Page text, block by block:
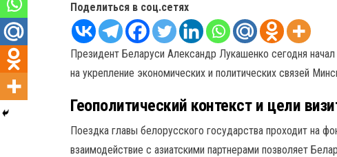
Поделиться в соц.сетях
Президент Беларуси Александр Лукашенко сегодня
на укрепление экономических и политических связей
Геополитический контекст и цели
Поездка главы белорусского государства проходит на
взаимодействие с азиатскими партнерами позволяет